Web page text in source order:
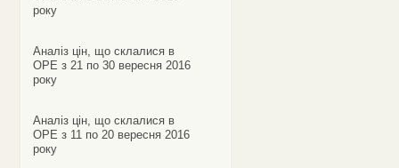
року
Аналіз цін, що склалися в
ОРЕ з 21 по 30 вересня 2016
року
Аналіз цін, що склалися в
ОРЕ з 11 по 20 вересня 2016
року